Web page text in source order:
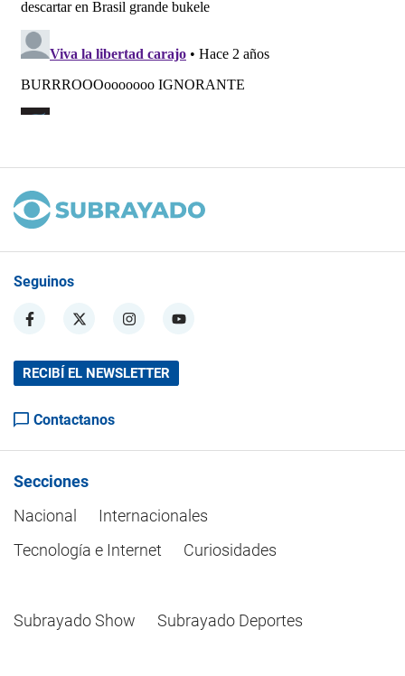
Seguinos
RECIBÍ EL NEWSLETTER
Contactanos
Secciones
Nacional
Internacionales
Tecnología e Internet
Curiosidades
Subrayado Show Subrayado Deportes